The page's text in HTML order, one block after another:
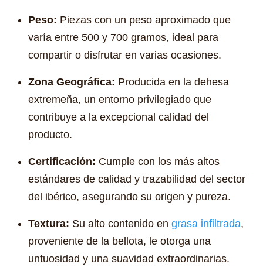
Peso: Piezas con un peso aproximado que
varía entre 500 y 700 gramos, ideal para
compartir o disfrutar en varias ocasiones.
Zona Geográfica: Producida en la dehesa
extremeña, un entorno privilegiado que
contribuye a la excepcional calidad del
producto.
Certificación: Cumple con los más altos
estándares de calidad y trazabilidad del sector
del ibérico, asegurando su origen y pureza.
Textura: Su alto contenido en grasa infiltrada,
proveniente de la bellota, le otorga una
untuosidad y una suavidad extraordinarias.